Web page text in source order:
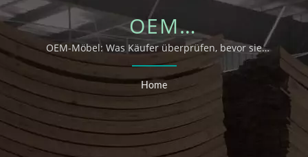
OEM
| WOODEVER
OUTDOOR-
KOLLEKTIONEN
OEM-Möbel: Was Käufer überprüfen, bevor sie
OEM/ODM-Unterstützung anfordern
Home